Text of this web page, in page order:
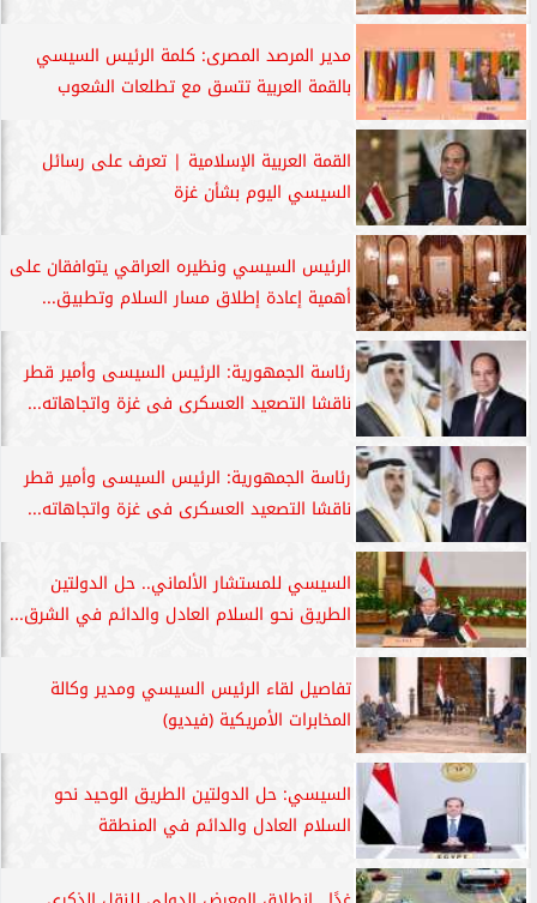
مدير المرصد المصرى: كلمة الرئيس السيسي
بالقمة العربية تتسق مع تطلعات الشعوب
القمة العربية الإسلامية | تعرف على رسائل
السيسي اليوم بشأن غزة
الرئيس السيسي ونظيره العراقي يتوافقان على
أهمية إعادة إطلاق مسار السلام وتطبيق...
رئاسة الجمهورية: الرئيس السيسى وأمير قطر
ناقشا التصعيد العسكرى فى غزة واتجاهاته...
رئاسة الجمهورية: الرئيس السيسى وأمير قطر
ناقشا التصعيد العسكرى فى غزة واتجاهاته...
السيسي للمستشار الألماني.. حل الدولتين
الطريق نحو السلام العادل والدائم في الشرق...
تفاصيل لقاء الرئيس السيسي ومدير وكالة
المخابرات الأمريكية (فيديو)
السيسي: حل الدولتين الطريق الوحيد نحو
السلام العادل والدائم في المنطقة